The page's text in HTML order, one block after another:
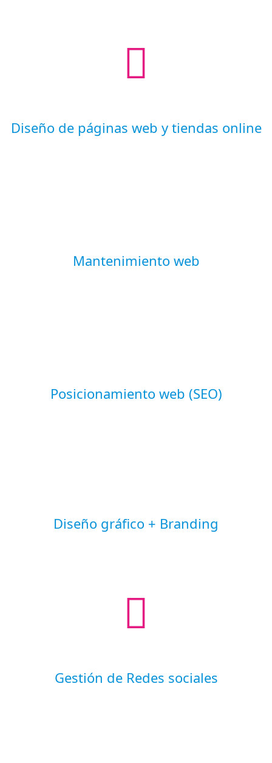
Diseño de páginas web y tiendas online
Mantenimiento web
Posicionamiento web (SEO)
Diseño gráfico + Branding
Gestión de Redes sociales